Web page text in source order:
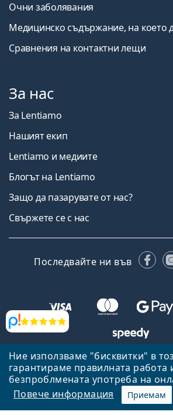
Ние използваме "бисквитки" в
гарантираме правилната работа
безпроблмената употреба на
Повече информация
Приемам
Прегледи
Очни заболявания
Медицинско съдържание, на което
Сравнения на контактни лещи
За нас
За Lentiamo
Нашият екип
Lentiamo и медиите
Блогът на Lentiamo
Защо да пазарувате от нас?
Свържете се с нас
Последвайте ни във
Назад към началната страница
Lentiamo.bg е собственост и се
Република Чехия
Тук сме за вас в